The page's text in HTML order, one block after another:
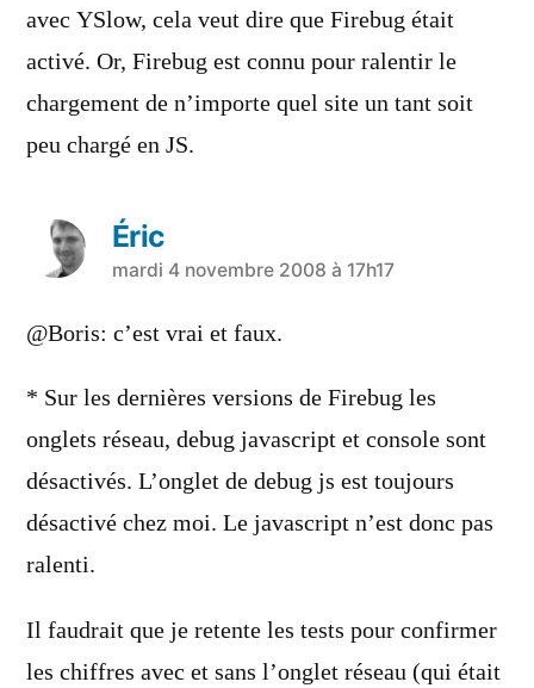
avec YSlow, cela veut dire que Firebug était
activé. Or, Firebug est connu pour ralentir le
chargement de n’importe quel site un tant soit
peu chargé en JS.
Éric
a
dit :
mardi 4 novembre 2008 à 17h17
@Boris: c’est vrai et faux.
* Sur les dernières versions de Firebug les
onglets réseau, debug javascript et console sont
désactivés. L’onglet de debug js est toujours
désactivé chez moi. Le javascript n’est donc pas
ralenti.
Il faudrait que je retente les tests pour confirmer
les chiffres avec et sans l’onglet réseau (qui était